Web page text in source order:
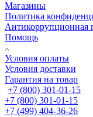
Магазины
Политика
Антикоррупционная
Помощь
Условия оплаты
Условия доставки
Гарантия на товар
+7 (800) 301-01-15
+7 (800) 301-01-15
+7 (499) 404-36-26